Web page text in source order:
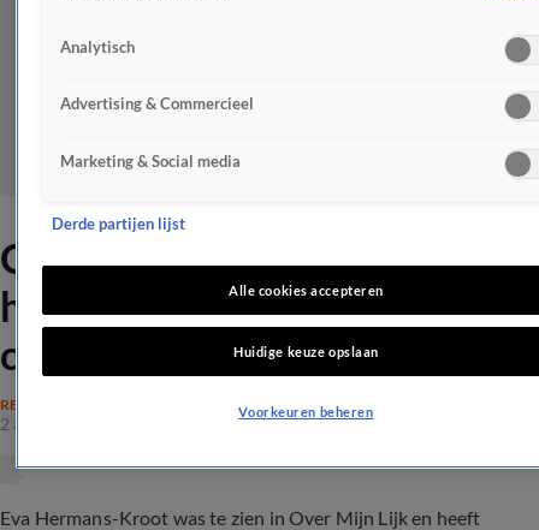
OML-Eva deelt 'dankbare'
herinnering: 'Soms ook
confronterend'
REALITY
2 apr 2024, 12:00
Eva Hermans-Kroot was te zien in Over Mijn Lijk en heeft
Analytisch
Advertising & Commercieel
Marketing & Social media
Derde partijen lijst
Alle cookies accepteren
Huidige keuze opslaan
Voorkeuren beheren